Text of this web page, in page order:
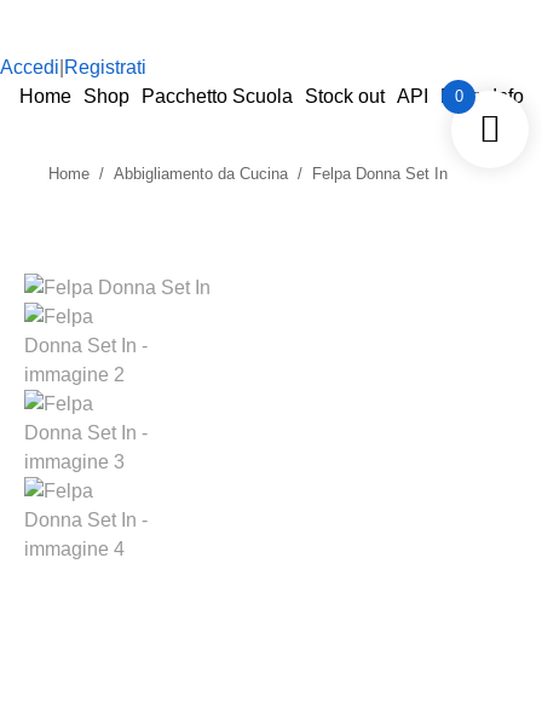
Accedi Registrati
Home
Shop Pacchetto Scuola Stock out API Blog Info
Tu sei qui:
Home Abbigliamento da Cucina Felpa Donna Set In
0